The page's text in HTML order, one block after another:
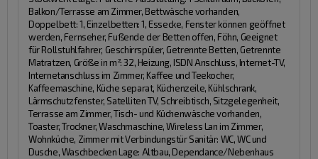
Balkon/Terrasse am Zimmer, Bettwäsche vorhanden,
Doppelbett: 1, Einzelbetten: 1, Essecke, Fenster können geöffnet
werden, Fernseher, Fußende der Betten offen, Föhn, Geeignet
für Rollstuhlfahrer, Geschirrspüler, Getrennte Betten, Getrennte
Matratzen, Größe in m²: 32, Heizung, ISDN Anschluss, Internet-TV,
Internetanschluss im Zimmer, Kaffee und Teekocher,
Kaffeemaschine, Küche separat, Küchenzeile, Kühlschrank,
Lärmschutzfenster, Satelliten TV, Schreibtisch, Sitzgelegenheit,
Terrasse am Zimmer, Tisch- und Küchenwäsche vorhanden,
Toaster, Trockner, Waschmaschine, Wireless Lan im Zimmer,
Wohnküche, Zimmer mit VerbindungstürSanitär: WC, WC und
Dusche, Waschbecken Lage: Altbau, Dependance/Nebenhaus